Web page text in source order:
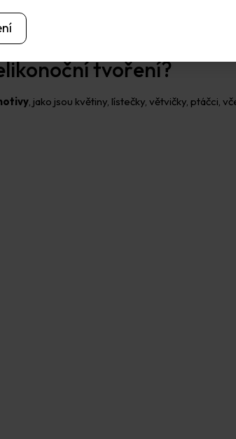
tvoření?
, jako jsou květiny, lístečky, větvičky, ptáčci,